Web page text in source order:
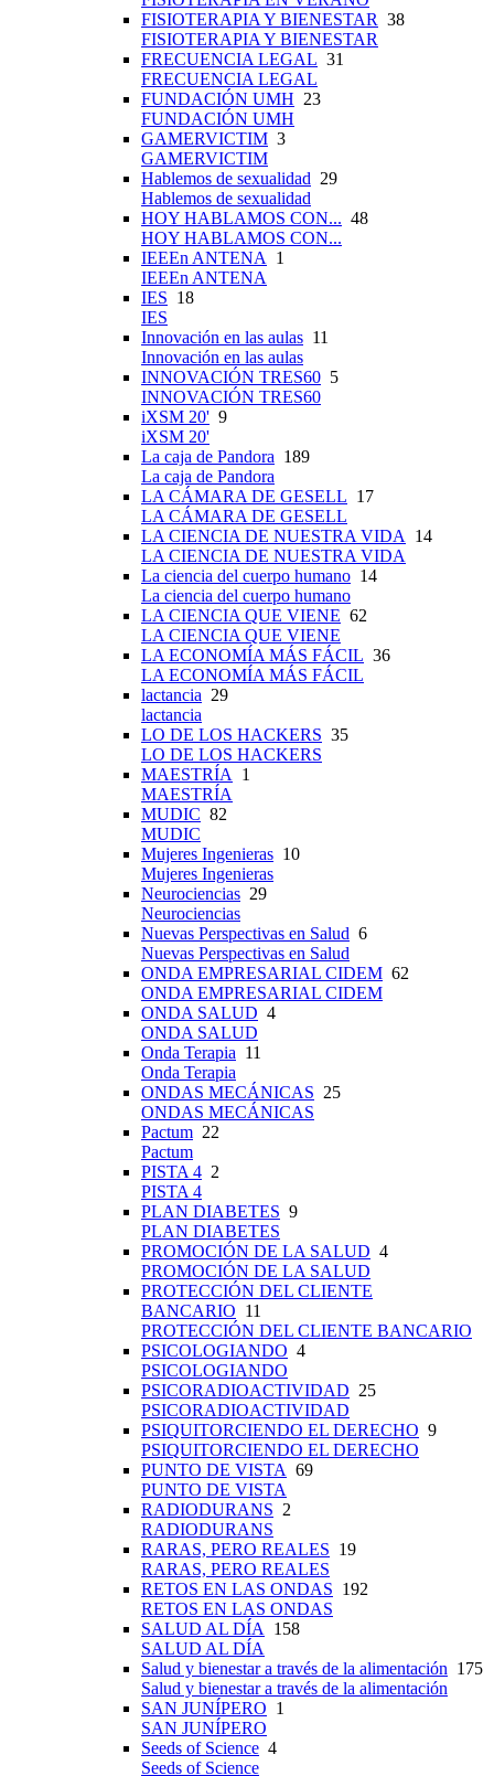
FISIOTERAPIA Y BIENESTAR 38
FISIOTERAPIA Y BIENESTAR
FRECUENCIA LEGAL 31
FRECUENCIA LEGAL
FUNDACIÓN UMH 23
FUNDACIÓN UMH
GAMERVICTIM 3
GAMERVICTIM
Hablemos de sexualidad 29
Hablemos de sexualidad
HOY HABLAMOS CON... 48
HOY HABLAMOS CON...
IEEEn ANTENA
1
IEEEn ANTENA
IES 18
IES
Innovación en las aulas 11
Innovación en las aulas
INNOVACIÓN TRES60 5
INNOVACIÓN TRES60
iXSM 20' 9
iXSM 20'
La caja de Pandora 189
La caja de Pandora
LA CÁMARA DE GESELL 17
LA CÁMARA DE GESELL
LA CIENCIA DE NUESTRA VIDA
14
LA CIENCIA DE NUESTRA VIDA
La ciencia del cuerpo humano 14
La ciencia del cuerpo humano
LA CIENCIA QUE VIENE 62
LA CIENCIA QUE VIENE
LA ECONOMÍA MÁS FÁCIL 36
LA ECONOMÍA MÁS FÁCIL
lactancia 29
lactancia
LO DE LOS HACKERS 35
LO DE LOS HACKERS
MAESTRÍA
1
MAESTRÍA
MUDIC 82
MUDIC
Mujeres Ingenieras 10
Mujeres Ingenieras
Neurociencias 29
Neurociencias
Nuevas Perspectivas en Salud 6
Nuevas Perspectivas en Salud
ONDA EMPRESARIAL CIDEM 62
ONDA EMPRESARIAL CIDEM
ONDA SALUD 4
ONDA SALUD
Onda Terapia 11
Onda Terapia
ONDAS MECÁNICAS 25
ONDAS MECÁNICAS
Pactum 22
Pactum
PISTA 4 2
PISTA 4
PLAN DIABETES 9
PLAN DIABETES
PROMOCIÓN DE LA SALUD 4
PROMOCIÓN DE LA SALUD
PROTECCIÓN DEL CLIENTE
BANCARIO 11
PROTECCIÓN DEL CLIENTE BANCARIO
PSICOLOGIANDO 4
PSICOLOGIANDO
PSICORADIOACTIVIDAD 25
PSICORADIOACTIVIDAD
PSIQUITORCIENDO EL DERECHO 9
PSIQUITORCIENDO EL DERECHO
PUNTO DE VISTA 69
PUNTO DE VISTA
RADIODURANS 2
RADIODURANS
RARAS, PERO REALES 19
RARAS, PERO REALES
RETOS EN LAS ONDAS 192
RETOS EN LAS ONDAS
SALUD AL DÍA
158
SALUD AL DÍA
Salud y bienestar a través de la alimentación 175
Salud y bienestar a través de la alimentación
SAN JUNÍPERO 1
SAN JUNÍPERO
Seeds of Science 4
Seeds of Science